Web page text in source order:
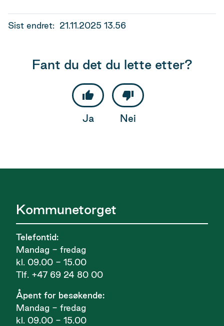
Sist endret 21.11.2025 13.56
Fant du det du lette etter?
Ja Nei
Kommunetorget
Telefontid:
Mandag - fredag
kl. 09.00 - 15.00
Tlf. +47 69 24 80 00
Åpent for besøkende:
Mandag - fredag
kl. 09.00 - 15.00